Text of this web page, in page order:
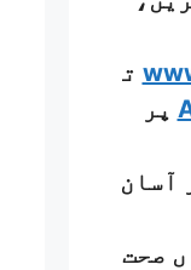
ت
پر
آسان
صحت